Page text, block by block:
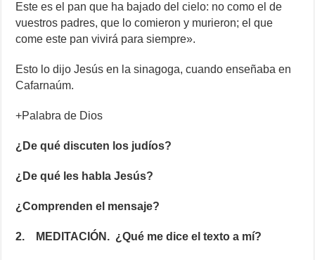
Este es el pan que ha bajado del cielo: no como el de
vuestros padres, que lo comieron y murieron; el que
come este pan vivirá para siempre».
Esto lo dijo Jesús en la sinagoga, cuando enseñaba en
Cafarnaúm.
+Palabra de Dios
¿De qué discuten los judíos?
¿De qué les habla Jesús?
¿Comprenden el mensaje?
2. MEDITACIÓN. ¿Qué me dice el texto a mí?